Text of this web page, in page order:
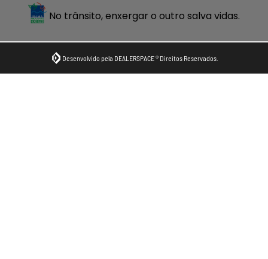
No trânsito, enxergar o outro salva vidas.
Desenvolvido pela DEALERSPACE ® Direitos Reservados.